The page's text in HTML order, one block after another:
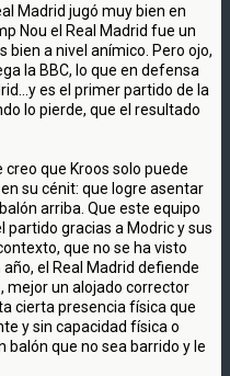
Madrid jugó muy bien en
Nou el Real Madrid fue un
bien a nivel anímico. Pero ojo,
la BBC, lo que en defensa
es el primer partido de la
lo pierde, que el resultado
que Kroos solo puede
su cénit: que logre asentar
arriba. Que este equipo
gracias a Modric y sus
que no se ha visto
el Real Madrid defiende
mejor un alojado corrector
cierta presencia física que
y sin capacidad física o
que no sea barrido y le